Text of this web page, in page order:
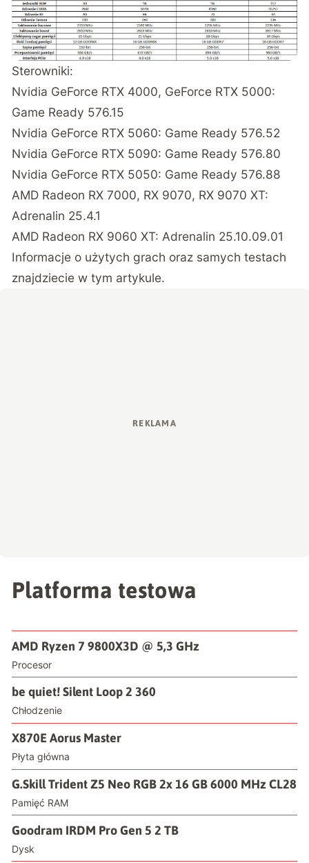
Sterowniki:
Nvidia GeForce RTX 4000, GeForce RTX 5000:
Game Ready 576.15
Nvidia GeForce RTX 5060: Game Ready 576.52
Nvidia GeForce RTX 5090: Game Ready 576.80
Nvidia GeForce RTX 5050: Game Ready 576.88
AMD Radeon RX 7000, RX 9070, RX 9070 XT:
Adrenalin 25.4.1
AMD Radeon RX 9060 XT: Adrenalin 25.10.09.01
Informacje o użytych grach oraz samych testach
znajdzieciew tym artykule.
Platforma testowa
Procesor
AMD Ryzen 7 9800X3D @ 5,3 GHz
Chłodzenie
be quiet! Silent Loop 2 360
Płyta główna
X870E Aorus Master
Pamięć RAM
G.Skill Trident Z5 Neo RGB 2x 16 GB 6000 MHz CL28
Dysk
Goodram IRDM Pro Gen 5 2 TB